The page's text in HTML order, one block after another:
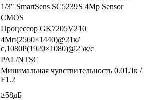
1/3" SmartSens SC5239S 4Mp Sensor
CMOS
Процессор GK7205V210
4Мп(2560×1440)@21к/
с,1080P(1920×1080)@25к/с
PAL/NTSC
Минимальная чувствительность 0.01Лк /
F1.2
≥58дБ